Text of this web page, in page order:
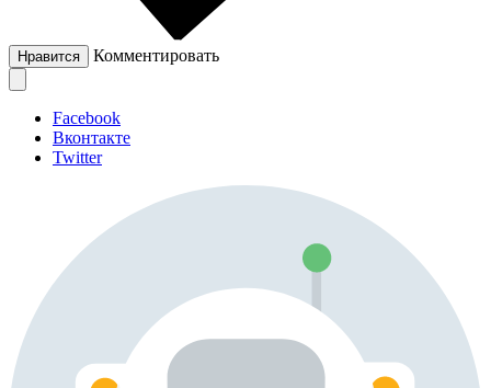
Нравится Комментировать
Facebook
Вконтакте
Twitter